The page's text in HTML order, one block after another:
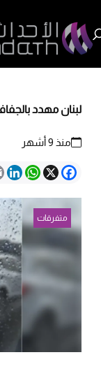
لبنان مهدد
منذ 9 أشهر
Facebook
X
متفرقات